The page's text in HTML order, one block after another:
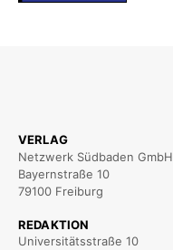
VERLAG
Netzwerk Südbaden GmbH
Bayernstraße 10
79100 Freiburg
REDAKTION
Universitätsstraße 10